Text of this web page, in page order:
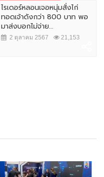
ไรเดอร์หลอนเจอหนุ่มสั่งไก่
ทอดเจ้าดังกว่า 800 บาท พอ
มาส่งบอกไม่จ่าย...
2 ตุลาคม 2567 21,153